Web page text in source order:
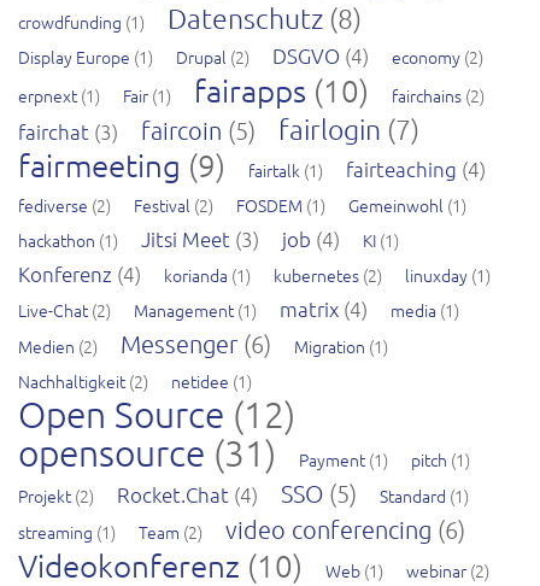
crowdfunding (1) Datenschutz (8)
Display Europe (1) Drupal (2) DSGVO (4) economy (2)
erpnext(1) Fair (1) fairapps (10) fairchains (2)
fairchat (3) faircoin (5) fairlogin (7)
fairmeeting (9) fairtalk (1) fairteaching (4)
fediverse (2) Festival (2) FOSDEM (1) Gemeinwohl (1)
hackathon (1) Jitsi Meet (3) job (4) KI (1)
Konferenz (4) korianda (1) kubernetes (2) linuxday (1)
Live-Chat(2) Management(1) matrix (4) media (1)
Medien (2) Messenger (6) Migration (1)
Nachhaltigkeit(2) netidee (1)
Open Source (12)
opensource (31) Payment(1) pitch (1)
Projekt(2) Rocket.Chat (4) SSO (5) Standard (1)
streaming (1) Team (2) video conferencing (6)
Videokonferenz (10) Web (1) webinar (2)